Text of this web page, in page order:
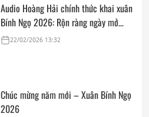
Audio Hoàng Hải chính thức khai xuân
Bính Ngọ 2026: Rộn ràng ngày mở
cửa, trọn vẹn lời chúc đầu năm
22/02/2026 13:32
Chúc mừng năm mới – Xuân Bính Ngọ
2026